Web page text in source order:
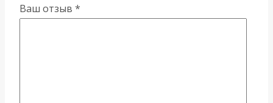
Ваш отзыв *